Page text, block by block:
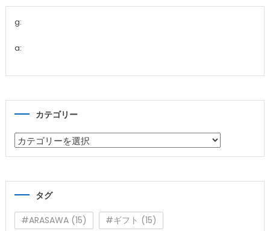
g:
a:
カテゴリー
カ
テ
タグ
#ARASAWA(15) #ギフト (15)